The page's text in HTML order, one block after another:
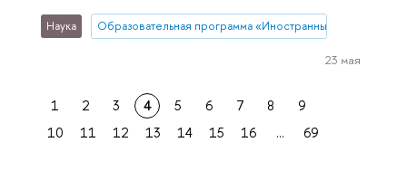
Наука Образовательная программа «Иностранные языки и
23 мая
1 2 3 4 5 6 7 8
9
10
11 12 13 14 15 16 ... 69